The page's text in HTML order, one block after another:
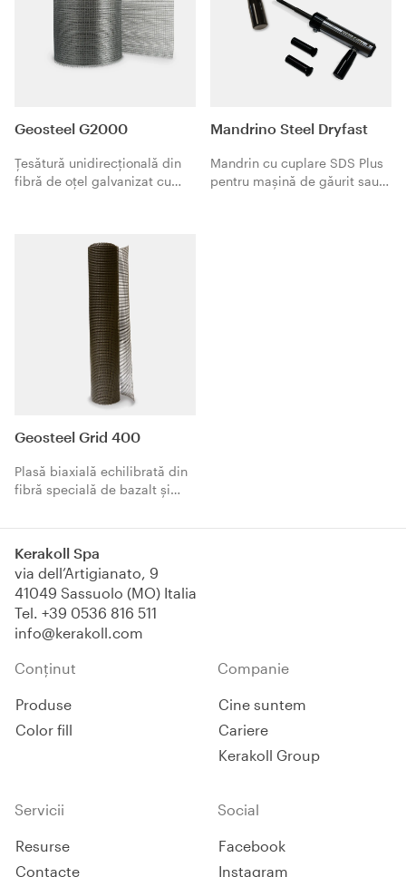
Geosteel G2000
Țesătură unidirecțională din
fibră de oțel galvanizat cu
din fibră de sticlă. Geosteel
G2000 este specific pentru
consolidări structurale în
combinație cu matricea
organică Geolite Gel.
Mandrino Steel Dryfast
Mandrin cu cuplare SDS Plus
pentru mașină de găurit sau
Geosteel Grid 400
Plasă biaxială echilibrată din
fibră specială de bazalt și
AISI 304, sudată la cald și
rezistent la agenți alcalini,
garantează stabilitatea și
performanțele în ambele
direcții. Ușor de aplicat,
specifică pentru angrenarea
Antisismico.
Kerakoll Spa
via dell’Artigianato, 9
41049 Sassuolo (MO) Italia
Tel. +39 0536 816 511
info@kerakoll.com
Conținut
Produse
Color fill
Companie
Cine suntem
Cariere
Kerakoll Group
Servicii
Resurse
Contacte
Social
Facebook
Instagram